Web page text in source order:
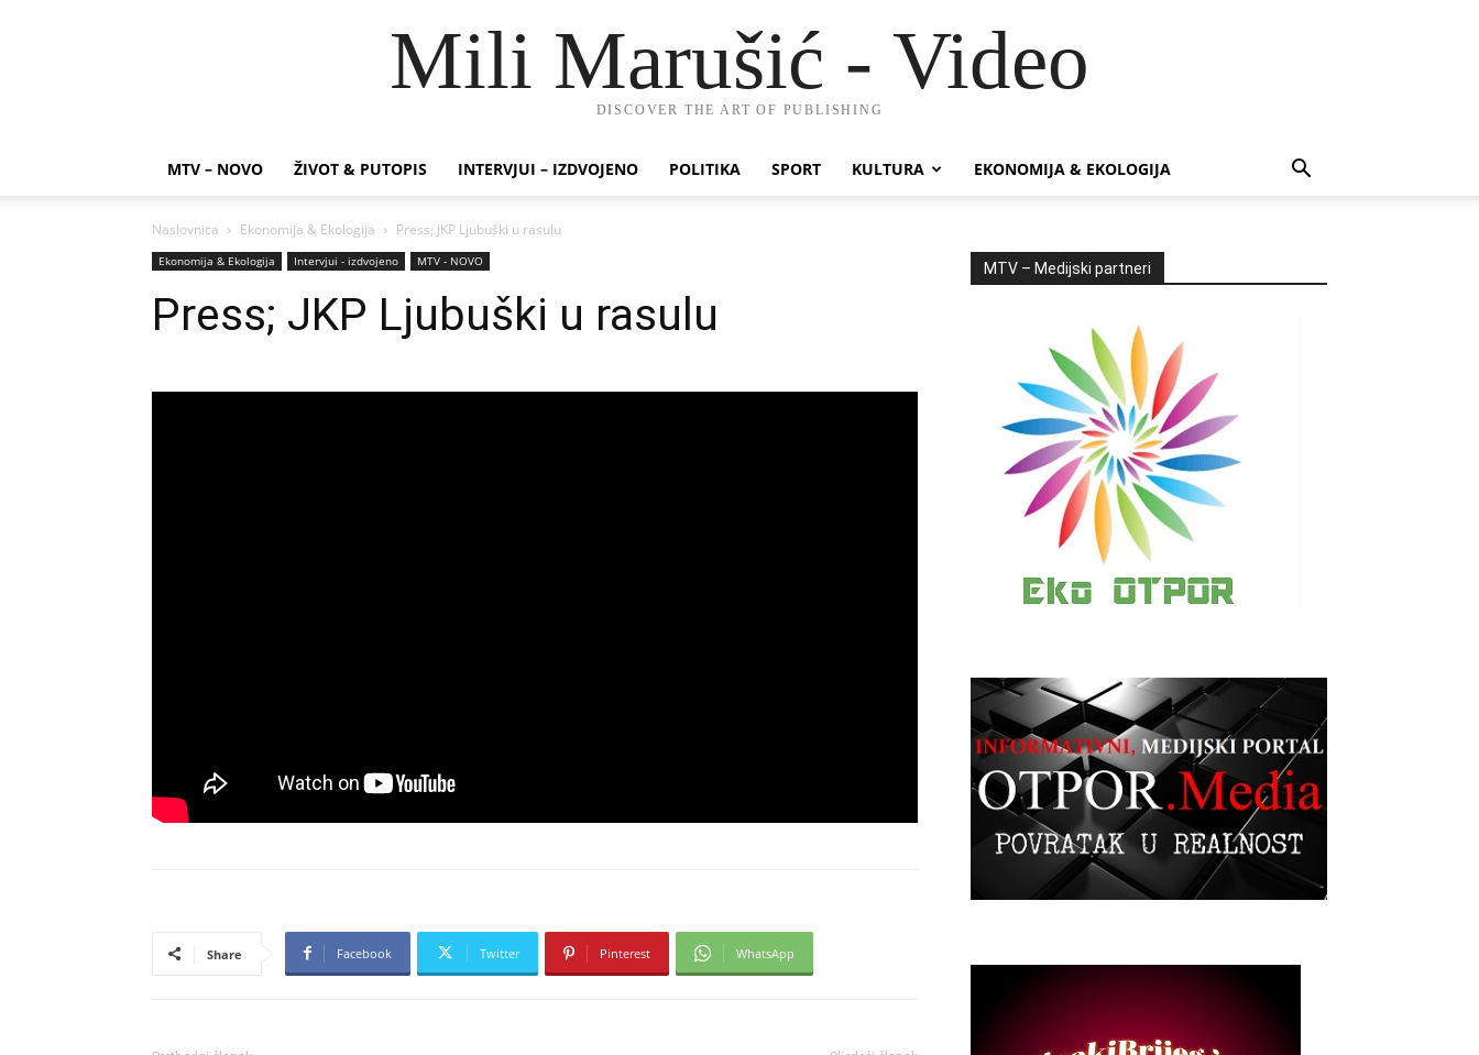
Mili Marušić - Video
DISCOVER THE ART OF PUBLISHING
MTV – NOVO ŽIVOT & PUTOPIS INTERVJUI – IZDVOJENO POLITIKA SPORT KULTURA EKONOMIJA & EKOLOGIJA
Naslovnica Ekonomija & Ekologija Press; JKP Ljubuški u rasulu
Ekonomija & Ekologija Intervjui - izdvojeno MTV - NOVO
Press; JKP Ljubuški u rasulu
Share Facebook Twitter Pinterest WhatsApp
MTV – Medijski partneri